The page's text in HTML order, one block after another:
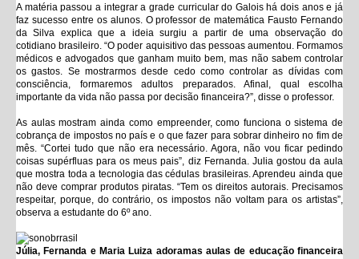
A matéria passou a integrar a grade curricular do Galois há dois anos e já
faz sucesso entre os alunos. O professor de matemática Fausto Fernando
da Silva explica que a ideia surgiu a partir de uma observação do
cotidiano brasileiro. “O poder aquisitivo das pessoas aumentou. Formamos
médicos e advogados que ganham muito bem, mas não sabem controlar
os gastos. Se mostrarmos desde cedo como controlar as dívidas com
consciência, formaremos adultos preparados. Afinal, qual escolha
importante da vida não passa por decisão financeira?”, disse o professor.
As aulas mostram ainda como empreender, como funciona o sistema de
cobrança de impostos no país e o que fazer para sobrar dinheiro no fim de
mês. “Cortei tudo que não era necessário. Agora, não vou ficar pedindo
coisas supérfluas para os meus pais”, diz Fernanda. Julia gostou da aula
que mostra toda a tecnologia das cédulas brasileiras. Aprendeu ainda que
não deve comprar produtos piratas. “Tem os direitos autorais. Precisamos
respeitar, porque, do contrário, os impostos não voltam para os artistas”,
observa a estudante do 6º ano.
Júlia, Fernanda e Maria Luiza adoramas aulas de educação financeira